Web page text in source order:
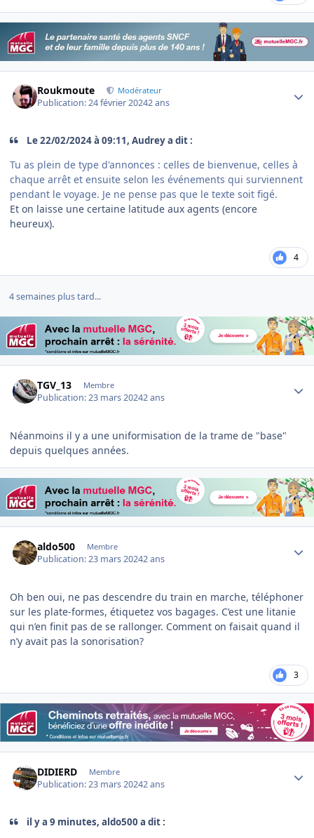
Roukmoute Modérateur
Publication:24 février 20242 ans
Le 22/02/2024 à 09:11, Audrey a dit :
Tu as plein de type d'annonces : celles de bienvenue, celles à
chaque arrêt et ensuite selon les événements qui surviennent
pendant le voyage. Je ne pense pas que le texte soit figé.
Et on laisse une certaine latitude aux agents (encore
heureux).
4
4 semaines plus tard...
TGV_13 Membre
Publication:23 mars 20242 ans
Néanmoins il y a une uniformisation de la trame de "base"
depuis quelques années.
aldo500 Membre
Publication:23 mars 20242 ans
Oh ben oui, ne pas descendre du train en marche, téléphoner
sur les plate-formes, étiquetez vos bagages. C’est une litanie
qui n’en finit pas de se rallonger. Comment on faisait quand il
n’y avait pas la sonorisation?
3
DIDIERD Membre
Publication:23 mars 20242 ans
il y a 9 minutes, aldo500 a dit :